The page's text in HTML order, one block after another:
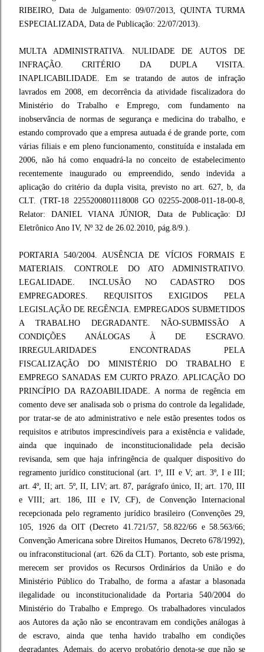
RIBEIRO, Data de Julgamento: 09/07/2013, QUINTA TURMA
ESPECIALIZADA, Data de Publicação: 22/07/2013).
MULTA ADMINISTRATIVA. NULIDADE DE AUTOS DE
INFRAÇÃO. CRITÉRIO DA DUPLA VISITA.
INAPLICABILIDADE. Em se tratando de autos de infração
lavrados em 2008, em decorrência da atividade fiscalizadora do
Ministério do Trabalho e Emprego, com fundamento na
inobservância de normas de segurança e medicina do trabalho, e
estando comprovado que a empresa autuada é de grande porte, com
várias filiais e em pleno funcionamento, constituída e instalada em
2006, não há como enquadrá-la no conceito de estabelecimento
recentemente inaugurado ou empreendido, sendo indevida a
aplicação do critério da dupla visita, previsto no art. 627, b, da
CLT. (TRT-18 2255200801118008 GO 02255-2008-011-18-00-8,
Relator: DANIEL VIANA JÚNIOR, Data de Publicação: DJ
Eletrônico Ano IV, Nº 32 de 26.02.2010, pág.8/9.).
PORTARIA 540/2004. AUSÊNCIA DE VÍCIOS FORMAIS E
MATERIAIS. CONTROLE DO ATO ADMINISTRATIVO.
LEGALIDADE. INCLUSÃO NO CADASTRO DOS
EMPREGADORES. REQUISITOS EXIGIDOS PELA
LEGISLAÇÃO DE REGÊNCIA. EMPREGADOS SUBMETIDOS
A TRABALHO DEGRADANTE. NÃO-SUBMISSÃO A
CONDIÇÕES ANÁLOGAS À DE ESCRAVO.
IRREGULARIDADES ENCONTRADAS PELA
FISCALIZAÇÃO DO MINISTÉRIO DO TRABALHO E
EMPREGO SANADAS EM CURTO PRAZO. APLICAÇÃO DO
PRINCÍPIO DA RAZOABILIDADE. A norma de regência em
comento deve ser analisada sob o prisma do controle da legalidade,
por tratar-se de ato administrativo e nele estão presentes todos os
requisitos e atributos imprescindíveis para a existência e validade,
ainda que inquinado de inconstitucionalidade pela decisão
revisanda, sem que haja infringência de qualquer dispositivo do
regramento jurídico constitucional (art. 1º, III e V; art. 3º, I e III;
art. 4º, II; art. 5º, II, LIV; art. 87, parágrafo único, II; art. 170, III
e VIII; art. 186, III e IV, CF), de Convenção Internacional
recepcionada pelo regramento jurídico brasileiro (Convenções 29,
105, 1926 da OIT (Decreto 41.721/57, 58.822/66 e 58.563/66;
Convenção Americana sobre Direitos Humanos, Decreto 678/1992),
ou infraconstitucional (art. 626 da CLT). Portanto, sob este prisma,
merecem ser providos os Recursos Ordinários da União e do
Ministério Público do Trabalho, de forma a afastar a blasonada
ilegalidade ou inconstitucionalidade da Portaria 540/2004 do
Ministério do Trabalho e Emprego. Os trabalhadores vinculados
aos Autores da ação não se encontravam em condições análogas à
de escravo, ainda que tenha havido trabalho em condições
degradantes. Ademais, do acervo probatório denota-se que não se